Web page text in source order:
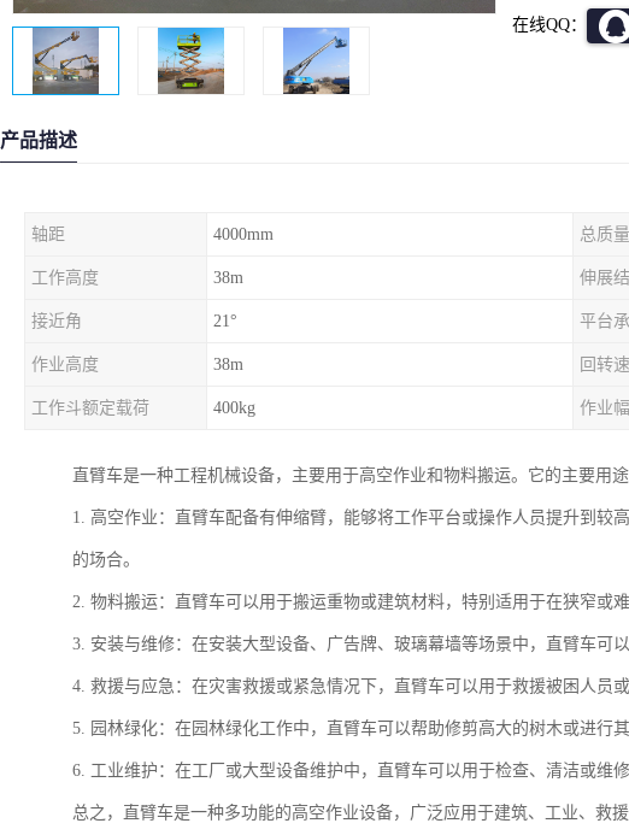
在线QQ：
产品描述
轴距 4000mm 总质量
工作高度 38m 伸展
接近角 21° 平台
作业高度 38m 回转
工作斗额定载荷 400kg 作业
直臂车是一种工程机械设备，主要用于高空作业和物料搬运。它的主要用途
1. 高空作业：直臂车配备有伸缩臂，能够将工作平台或操作人员提升到较
的场合。
2. 物料搬运：直臂车可以用于搬运重物或建筑材料，特别适用于在狭窄或
3. 安装与维修：在安装大型设备、广告牌、玻璃幕墙等场景中，直臂车可
4. 救援与应急：在灾害救援或紧急情况下，直臂车可以用于救援被困人员
5. 园林绿化：在园林绿化工作中，直臂车可以帮助修剪高大的树木或进行其
6. 工业维护：在工厂或大型设备维护中，直臂车可以用于检查、清洁或维修
总之，直臂车是一种多功能的高空作业设备，广泛应用于建筑、工业、救援